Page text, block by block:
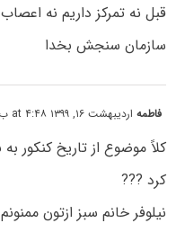
قبل نه تمرکز داریم نه
سازمان سنجش بخدا
فاطمهاردیبهشت ۱۶, ۱۳۹۹ at ۴:۴۸ ب٫ظ
کلاً موضوع از تاریخ کنکور
کرد ???
نیلوفر خانم سبز ازتون